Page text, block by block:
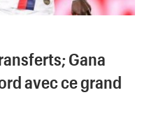
Gana
avec ce grand